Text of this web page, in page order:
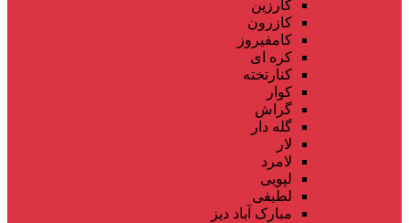
کارزین
کازرون
کامفیروز
کره ای
کنارتخته
کوار
گراش
گله دار
لار
لامرد
لپویی
لطیفی
مبارک آباد دیز